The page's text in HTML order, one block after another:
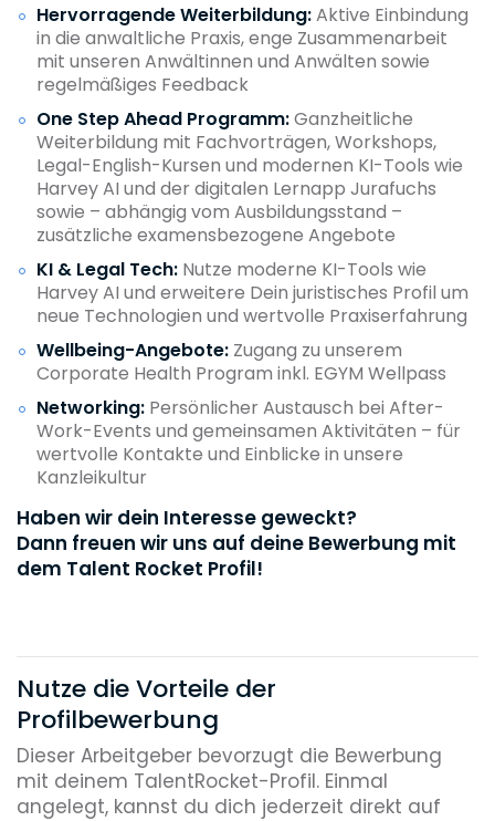
Hervorragende Weiterbildung:Aktive Einbindung
in die anwaltliche Praxis, enge Zusammenarbeit
mit unseren Anwältinnen und Anwälten sowie
regelmäßiges Feedback
One Step Ahead Programm:Ganzheitliche
Weiterbildung mit Fachvorträgen, Workshops,
Legal-English-Kursen und modernen KI-Tools wie
Harvey AI und der digitalen Lernapp Jurafuchs
sowie – abhängig vom Ausbildungsstand –
zusätzliche examensbezogene Angebote
KI & Legal Tech: Nutze moderne KI-Tools wie
Harvey AI und erweitere Dein juristisches Profil um
neue Technologien und wertvolle Praxiserfahrung
Wellbeing-Angebote: Zugang zu unserem
Corporate Health Program inkl. EGYM Wellpass
Networking: Persönlicher Austausch bei After-
Work-Events und gemeinsamen Aktivitäten – für
wertvolle Kontakte und Einblicke in unsere
Kanzleikultur
Haben wir dein Interesse geweckt?
Dann freuen wir uns auf deine Bewerbung mit
dem Talent Rocket Profil!
Nutze die Vorteile der
Profilbewerbung
Dieser Arbeitgeber bevorzugt die Bewerbung
mit deinem TalentRocket-Profil. Einmal
angelegt, kannst du dich jederzeit direkt auf